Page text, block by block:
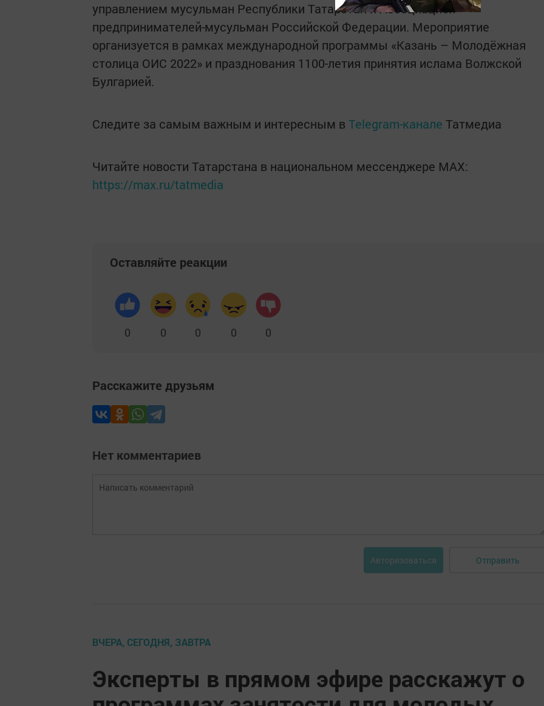
управлением мусульман Республики Татарстан и Ассоциацией
предпринимателей-мусульман Российской Федерации. Мероприятие
организуется в рамках международной программы «Казань – Молодёжная
столица ОИС 2022» и празднования 1100-летия принятия ислама Волжской
Булгарией.
Следите за самым важным и интересным в Telegram-канале Татмедиа
Читайте новости Татарстана в национальном мессенджере MАХ:
https://max.ru/tatmedia
Оставляйте реакции
0 0 0 0 0
Расскажите друзьям
Нет комментариев
Авторизоваться Отправить
ВЧЕРА, СЕГОДНЯ, ЗАВТРА
Эксперты в прямом эфире расскажут о